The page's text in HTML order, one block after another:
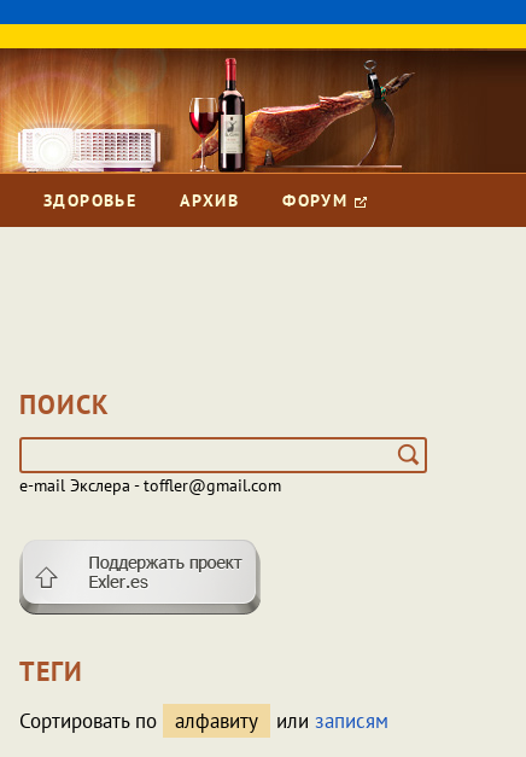
ЗДОРОВЬЕ АРХИВ ФОРУМ
ПОИСК
e-mail Экслера - toffler@gmail.com
ТЕГИ
Сортировать по алфавиту или записям